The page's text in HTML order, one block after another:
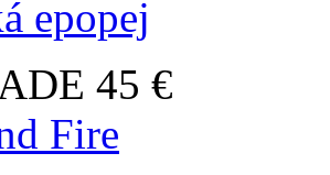
epopej
45 €
Fire